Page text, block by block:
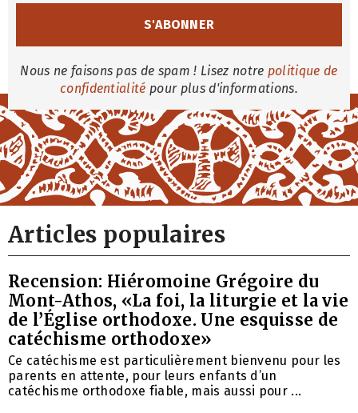
Nous ne faisons pas de spam ! Lisez notre politique de
confidentialité pour plus d'informations.
Articles populaires
Recension: Hiéromoine Grégoire du
Mont-Athos, «La foi, la liturgie et la vie
de l’Église orthodoxe. Une esquisse de
catéchisme orthodoxe»
Ce catéchisme est particulièrement bienvenu pour les
parents en attente, pour leurs enfants d’un
catéchisme orthodoxe fiable, mais aussi pour ...